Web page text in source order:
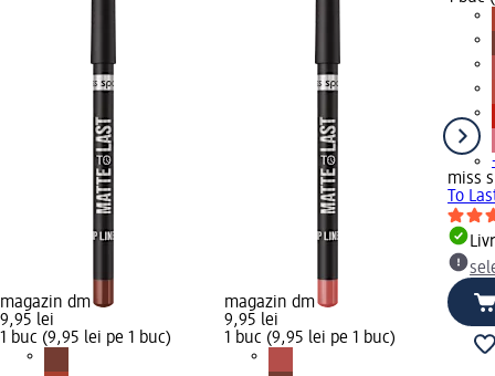
magazin dm
9,95 lei
1 buc (9,95 lei pe 1 buc)
magazin dm
9,95 lei
1 buc (9,95 lei pe 1 buc)
miss
To